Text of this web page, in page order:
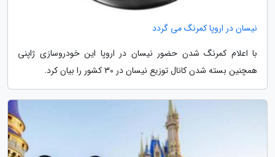
نیسان در اروپا کمرنگ می گردد
با اعلام کمرنگ شدن حضور نیسان در اروپا این خودروسازی ژاپنی
همچنین بسته شدن کانال توزیع نیسان در 30 کشور را بیان کرد.